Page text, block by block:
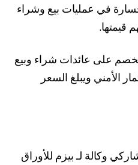
في عمليات بيع وشراء
قيمتها.
على عائدات شراء وبيع
الأمني ويبلغ السعر
وكالة لـ بيزم للأوراق